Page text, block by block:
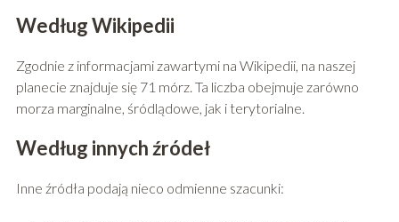
Według Wikipedii
Zgodnie z informacjami zawartymi na Wikipedii, na naszej
planecie znajduje się 71 mórz. Ta liczba obejmuje zarówno
morza marginalne, śródlądowe, jak i terytorialne.
Według innych źródeł
Inne źródła podają nieco odmienne szacunki: